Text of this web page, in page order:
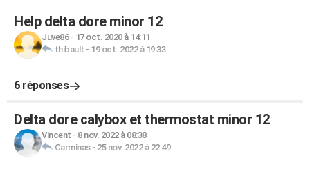
Help delta dore minor 12
Juve86- 17 oct. 2020 à 14:11
thibault - 19 oct. 2022 à 19:33
6 réponses
Delta dore calybox et thermostat minor 12
Vincent - 8 nov. 2022 à 08:38
Carminas- 25 nov. 2022 à 22:49